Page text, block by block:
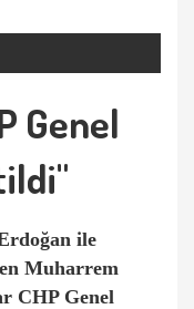
Genel
ile
Muharrem
CHP Genel